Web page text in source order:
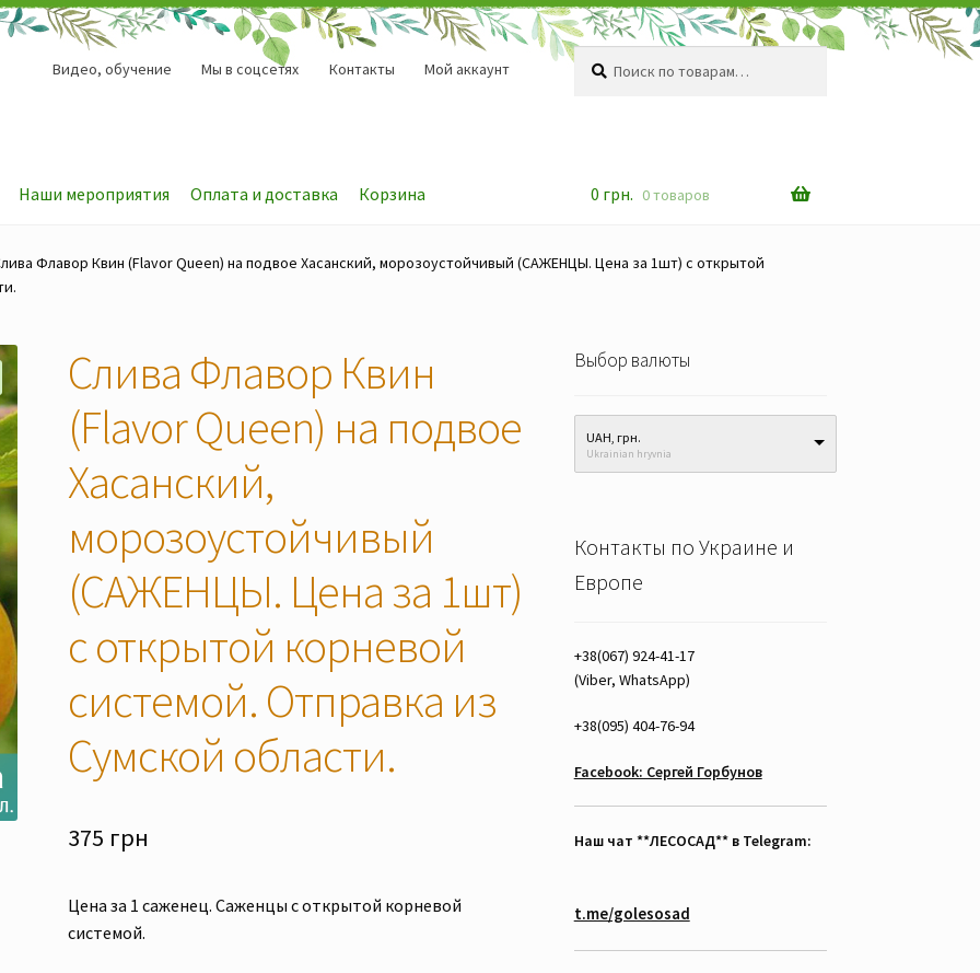
Видео, обучение Мы в соцсетях Контакты Мой аккаунт
Искать:
Поиск
Наши мероприятия Оплата и доставка Корзина 0 грн. 0 товаров
Флавор Квин (Flavor Queen) на подвое Хасанский, морозоустойчивый (САЖЕНЦЫ. Цена за 1шт) с открытой
Слива Флавор Квин
(Flavor Queen) на подвое
Хасанский,
морозоустойчивый
(САЖЕНЦЫ. Цена за 1шт)
с открытой корневой
системой. Отправка из
Сумской области.
375 грн
Цена за 1 саженец. Саженцы с открытой корневой
системой.
Выбор валюты
UAH, грн.
Ukrainian hryvnia
Контакты по Украине и
Европе
+38(067) 924-41-17
(Viber, WhatsApp)
+38(095) 404-76-94
Facebook: Сергей Горбунов
Наш чат **ЛЕСОСАД** в Telegram:
t.me/golesosad